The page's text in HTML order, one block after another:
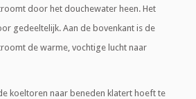
door het douchewater heen. Het
gedeeltelijk. Aan de bovenkant is de
de warme, vochtige lucht naar
koeltoren naar beneden klatert hoeft te